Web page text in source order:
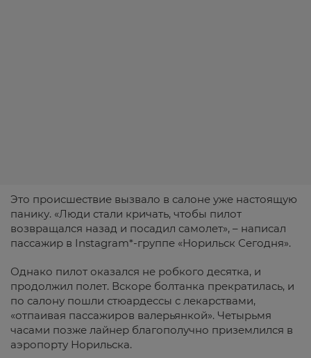
Это происшествие вызвало в салоне уже настоящую
панику. «Люди стали кричать, чтобы пилот
возвращался назад и посадил самолет», – написал
пассажир в Instagram*-группе «Норильск Сегодня».
Однако пилот оказался не робкого десятка, и
продолжил полет. Вскоре болтанка прекратилась, и
по салону пошли стюардессы с лекарствами,
«отпаивая пассажиров валерьянкой». Четырьмя
часами позже лайнер благополучно приземлился в
аэропорту Норильска.